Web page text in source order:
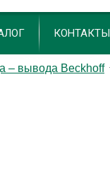
КОНТАКТЫ
– вывода Beckhoff